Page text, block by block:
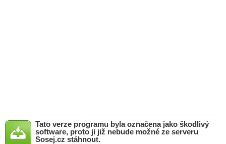
Tato verze programu byla označena jako škodlivý
software, proto ji již nebude možné ze serveru
Sosej.cz stáhnout.